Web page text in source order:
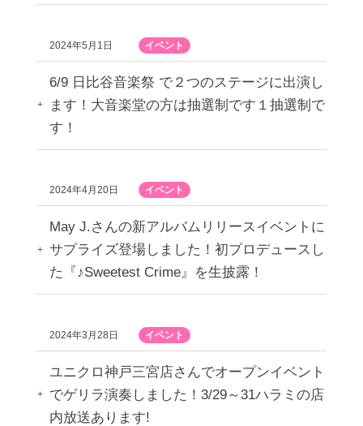
2024年5月1日 イベント
6/9 日比谷音楽祭 で２つのステージに出演し
ます！大音楽堂の方は抽選制です１抽選制で
す！
2024年4月20日 イベント
May J.さんの新アルバムリリースイベントに
サプライズ登場しました！初プロデュースし
た『♪Sweetest Crime』を生披露！
2024年3月28日 イベント
ユニクロ神戸三宮店さんでオープンイベント
でゲリラ演奏しました！3/29～31ハラミの店
内放送あります!